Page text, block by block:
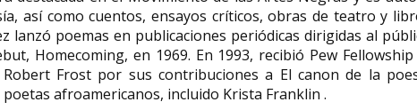
así como cuentos, ensayos críticos, obras de teatro y
lanzó poemas en publicaciones periódicas dirigidas al
Homecoming, en 1969. En 1993, recibió Pew
Frost por sus contribuciones a El canon de la
afroamericanos, incluido Krista Franklin .
Claire Vella: veterana...
Yucatán, 30 de